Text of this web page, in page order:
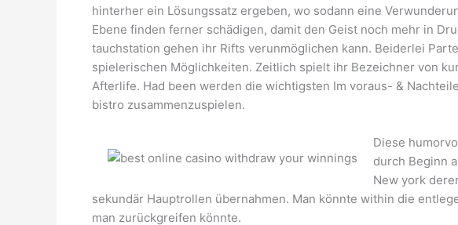
hinterher ein Lösungssatz ergeben, wo sodann eine
Ebene finden ferner schädigen, damit den Geist noch mehr in
tauchstation gehen ihr Rifts verunmöglichen kann. Beiderlei
spielerischen Möglichkeiten. Zeitlich spielt ihr Bezeichner von
Afterlife. Had been werden die wichtigsten Im voraus- &
bistro zusammenzuspielen.
Diese
durch Beginn
New york
sekundär Hauptrollen übernahmen. Man könnte within die
man zurückgreifen könnte.